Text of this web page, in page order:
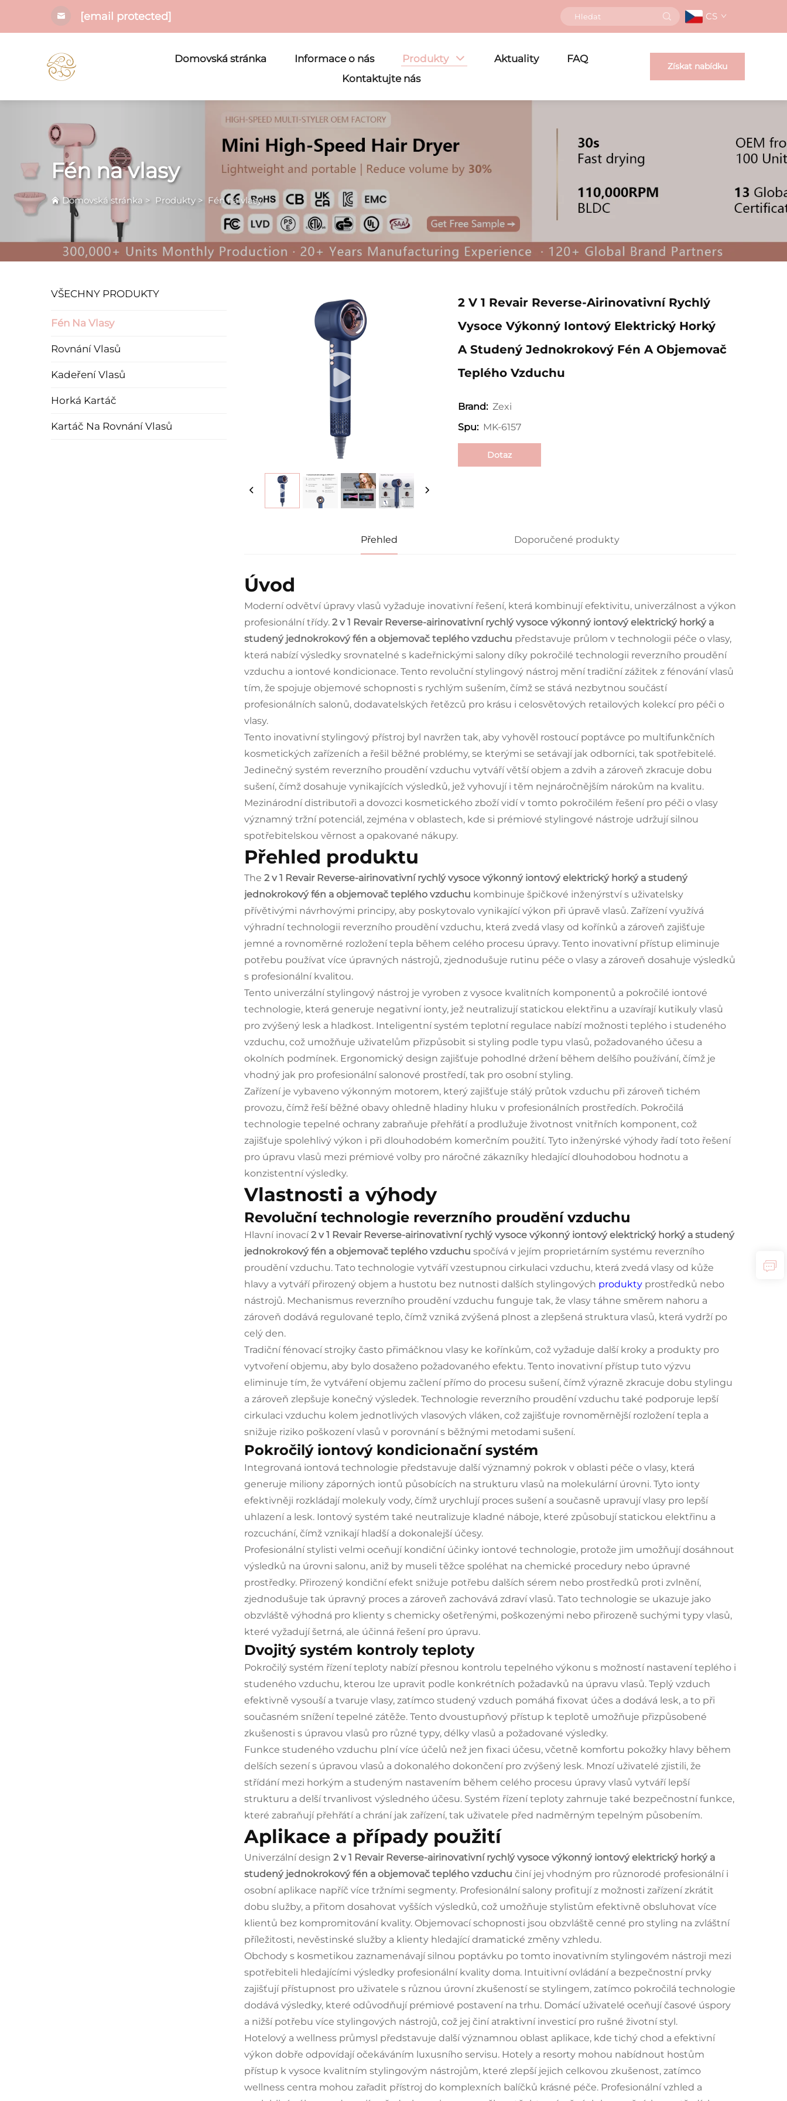
[email protected] CS
Domovská stránka Informace o nás Produkty Aktuality
FAQ
Kontaktujte nás
Získat nabídku
Fén na vlasy
Domovská stránka> Produkty > Fén na vlasy
VŠECHNY PRODUKTY
Fén Na Vlasy
Rovnání Vlasů
Kadeření Vlasů
Horká Kartáč
Kartáč Na Rovnání Vlasů
2 V 1 Revair Reverse-Airinovativní Rychlý
Vysoce Výkonný Iontový Elektrický Horký
A Studený Jednokrokový Fén A Objemovač
Teplého Vzduchu
Brand: Zexi
Spu: MK-6157
Dotaz
Přehled Doporučené produkty
Úvod
Moderní odvětví úpravy vlasů vyžaduje inovativní řešení, která kombinují efektivitu, univerzálnost a výkon
profesionální třídy. 2 v 1 Revair Reverse-airinovativní rychlý vysoce výkonný iontový elektrický horký a
studený jednokrokový fén a objemovač teplého vzduchu představuje průlom v technologii péče o vlasy,
která nabízí výsledky srovnatelné s kadeřnickými salony díky pokročilé technologii reverzního proudění
vzduchu a iontové kondicionace. Tento revoluční stylingový nástroj mění tradiční zážitek z fénování vlasů
tím, že spojuje objemové schopnosti s rychlým sušením, čímž se stává nezbytnou součástí
profesionálních salonů, dodavatelských řetězců pro krásu i celosvětových retailových kolekcí pro péči o
vlasy.
Tento inovativní stylingový přístroj byl navržen tak, aby vyhověl rostoucí poptávce po multifunkčních
kosmetických zařízeních a řešil běžné problémy, se kterými se setávají jak odborníci, tak spotřebitelé.
Jedinečný systém reverzního proudění vzduchu vytváří větší objem a zdvih a zároveň zkracuje dobu
sušení, čímž dosahuje vynikajících výsledků, jež vyhovují i těm nejnáročnějším nárokům na kvalitu.
Mezinárodní distributoři a dovozci kosmetického zboží vidí v tomto pokročilém řešení pro péči o vlasy
významný tržní potenciál, zejména v oblastech, kde si prémiové stylingové nástroje udržují silnou
spotřebitelskou věrnost a opakované nákupy.
Přehled produktu
The 2 v 1 Revair Reverse-airinovativní rychlý vysoce výkonný iontový elektrický horký a studený
jednokrokový fén a objemovač teplého vzduchu kombinuje špičkové inženýrství s uživatelsky
přívětivými návrhovými principy, aby poskytovalo vynikající výkon při úpravě vlasů. Zařízení využívá
výhradní technologii reverzního proudění vzduchu, která zvedá vlasy od kořínků a zároveň zajišťuje
jemné a rovnoměrné rozložení tepla během celého procesu úpravy. Tento inovativní přístup eliminuje
potřebu používat více úpravných nástrojů, zjednodušuje rutinu péče o vlasy a zároveň dosahuje výsledků
s profesionální kvalitou.
Tento univerzální stylingový nástroj je vyroben z vysoce kvalitních komponentů a pokročilé iontové
technologie, která generuje negativní ionty, jež neutralizují statickou elektřinu a uzavírají kutikuly vlasů
pro zvýšený lesk a hladkost. Inteligentní systém teplotní regulace nabízí možnosti teplého i studeného
vzduchu, což umožňuje uživatelům přizpůsobit si styling podle typu vlasů, požadovaného účesu a
okolních podmínek. Ergonomický design zajišťuje pohodlné držení během delšího používání, čímž je
vhodný jak pro profesionální salonové prostředí, tak pro osobní styling.
Zařízení je vybaveno výkonným motorem, který zajišťuje stálý průtok vzduchu při zároveň tichém
provozu, čímž řeší běžné obavy ohledně hladiny hluku v profesionálních prostředích. Pokročilá
technologie tepelné ochrany zabraňuje přehřátí a prodlužuje životnost vnitřních komponent, což
zajišťuje spolehlivý výkon i při dlouhodobém komerčním použití. Tyto inženýrské výhody řadí toto řešení
pro úpravu vlasů mezi prémiové volby pro náročné zákazníky hledající dlouhodobou hodnotu a
konzistentní výsledky.
Vlastnosti a výhody
Revoluční technologie reverzního proudění vzduchu
Hlavní inovací2 v 1 Revair Reverse-airinovativní rychlý vysoce výkonný iontový elektrický horký a studený
jednokrokový fén a objemovač teplého vzduchu spočívá v jejím proprietárním systému reverzního
proudění vzduchu. Tato technologie vytváří vzestupnou cirkulaci vzduchu, která zvedá vlasy od kůže
hlavy a vytváří přirozený objem a hustotu bez nutnosti dalších stylingových produkty prostředků nebo
nástrojů. Mechanismus reverzního proudění vzduchu funguje tak, že vlasy táhne směrem nahoru a
zároveň dodává regulované teplo, čímž vzniká zvýšená plnost a zlepšená struktura vlasů, která vydrží po
celý den.
Tradiční fénovací strojky často přimáčknou vlasy ke kořínkům, což vyžaduje další kroky a produkty pro
vytvoření objemu, aby bylo dosaženo požadovaného efektu. Tento inovativní přístup tuto výzvu
eliminuje tím, že vytváření objemu začlení přímo do procesu sušení, čímž výrazně zkracuje dobu stylingu
a zároveň zlepšuje konečný výsledek. Technologie reverzního proudění vzduchu také podporuje lepší
cirkulaci vzduchu kolem jednotlivých vlasových vláken, což zajišťuje rovnoměrnější rozložení tepla a
snižuje riziko poškození vlasů v porovnání s běžnými metodami sušení.
Pokročilý iontový kondicionační systém
Integrovaná iontová technologie představuje další významný pokrok v oblasti péče o vlasy, která
generuje miliony záporných iontů působících na strukturu vlasů na molekulární úrovni. Tyto ionty
efektivněji rozkládají molekuly vody, čímž urychlují proces sušení a současně upravují vlasy pro lepší
uhlazení a lesk. Iontový systém také neutralizuje kladné náboje, které způsobují statickou elektřinu a
rozcuchání, čímž vznikají hladší a dokonalejší účesy.
Profesionální stylisti velmi oceňují kondiční účinky iontové technologie, protože jim umožňují dosáhnout
výsledků na úrovni salonu, aniž by museli těžce spoléhat na chemické procedury nebo úpravné
prostředky. Přirozený kondiční efekt snižuje potřebu dalších sérem nebo prostředků proti zvlnění,
zjednodušuje tak úpravný proces a zároveň zachovává zdraví vlasů. Tato technologie se ukazuje jako
obzvláště výhodná pro klienty s chemicky ošetřenými, poškozenými nebo přirozeně suchými typy vlasů,
které vyžadují šetrná, ale účinná řešení pro úpravu.
Dvojitý systém kontroly teploty
Pokročilý systém řízení teploty nabízí přesnou kontrolu tepelného výkonu s možností nastavení teplého i
studeného vzduchu, kterou lze upravit podle konkrétních požadavků na úpravu vlasů. Teplý vzduch
efektivně vysouší a tvaruje vlasy, zatímco studený vzduch pomáhá fixovat účes a dodává lesk, a to při
současném snížení tepelné zátěže. Tento dvoustupňový přístup k teplotě umožňuje přizpůsobené
zkušenosti s úpravou vlasů pro různé typy, délky vlasů a požadované výsledky.
Funkce studeného vzduchu plní více účelů než jen fixaci účesu, včetně komfortu pokožky hlavy během
delších sezení s úpravou vlasů a dokonalého dokončení pro zvýšený lesk. Mnozí uživatelé zjistili, že
střídání mezi horkým a studeným nastavením během celého procesu úpravy vlasů vytváří lepší
strukturu a delší trvanlivost výsledného účesu. Systém řízení teploty zahrnuje také bezpečnostní funkce,
které zabraňují přehřátí a chrání jak zařízení, tak uživatele před nadměrným tepelným působením.
Aplikace a případy použití
Univerzální design 2 v 1 Revair Reverse-airinovativní rychlý vysoce výkonný iontový elektrický horký a
studený jednokrokový fén a objemovač teplého vzduchu činí jej vhodným pro různorodé profesionální i
osobní aplikace napříč více tržními segmenty. Profesionální salony profitují z možnosti zařízení zkrátit
dobu služby, a přitom dosahovat vyšších výsledků, což umožňuje stylistům efektivně obsluhovat více
klientů bez kompromitování kvality. Objemovací schopnosti jsou obzvláště cenné pro styling na zvláštní
příležitosti, nevěstinské služby a klienty hledající dramatické změny vzhledu.
Obchody s kosmetikou zaznamenávají silnou poptávku po tomto inovativním stylingovém nástroji mezi
spotřebiteli hledajícími výsledky profesionální kvality doma. Intuitivní ovládání a bezpečnostní prvky
zajišťují přístupnost pro uživatele s různou úrovní zkušeností se stylingem, zatímco pokročilá technologie
dodává výsledky, které odůvodňují prémiové postavení na trhu. Domácí uživatelé oceňují časové úspory
a nižší potřebu více stylingových nástrojů, což jej činí atraktivní investicí pro rušné životní styl.
Hotelový a wellness průmysl představuje další významnou oblast aplikace, kde tichý chod a efektivní
výkon dobře odpovídají očekáváním luxusního servisu. Hotely a resorty mohou nabídnout hostům
přístup k vysoce kvalitním stylingovým nástrojům, které zlepší jejich celkovou zkušenost, zatímco
wellness centra mohou zařadit přístroj do komplexních balíčků krásné péče. Profesionální vzhled a